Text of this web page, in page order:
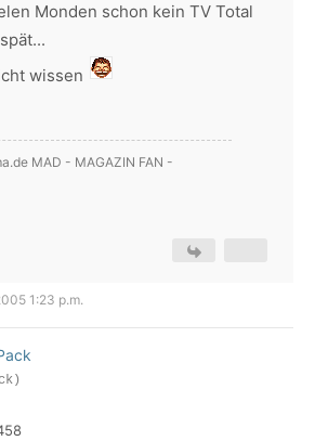
Monden schon kein TV Total
wissen
MAD - MAGAZIN FAN -
1:23 p.m.